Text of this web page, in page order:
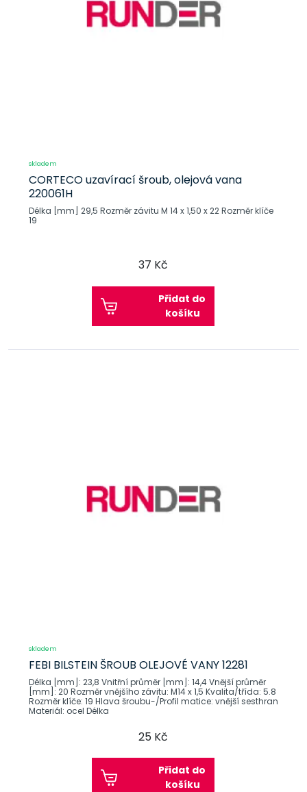
skladem
CORTECO uzavírací šroub, olejová vana
220061H
Délka [mm] 29,5 Rozměr závitu M 14 x 1,50 x 22 Rozměr klíče
19
37 Kč
Přidat do
košíku
skladem
FEBI BILSTEIN ŠROUB OLEJOVÉ VANY 12281
Délka [mm]: 23,8 Vnitřní průměr [mm]: 14,4 Vnější průměr
[mm]: 20 Rozměr vnějšího závitu: M14 x 1,5 Kvalita/třída: 5.8
Rozměr klíče: 19 Hlava šroubu-/Profil matice: vnější sesthran
Materiál: ocel Délka
25 Kč
Přidat do
košíku